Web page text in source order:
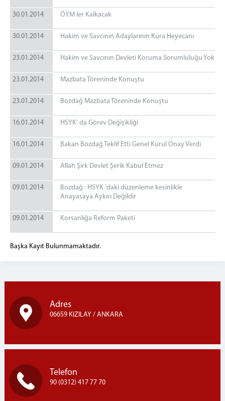
30.01.2014 ÖYM ler Kalkacak
30.01.2014 Hakim ve Savcının Adaylarının Kura Heyecanı
23.01.2014 Hakim ve Savcının Devleti Koruma Sorumluluğu Yok
23.01.2014 Mazbata Töreninde Konuştu
23.01.2014 Bozdağ Mazbata Töreninde Konuştu
16.01.2014 HSYK' da Görev Değişikliği
16.01.2014 Bakan Bozdağ Teklif Etti Genel Kurul Onay Verdi
09.01.2014 Allah Şirk Devlet Şerik Kabul Etmez
09.01.2014
Bozdağ : HSYK 'daki düzenleme kesinlikle
Anayasaya Aykırı Değildir
09.01.2014 Korsanlığa Reform Paketi
Başka Kayıt Bulunmamaktadır.
Adres
06659 KIZILAY / ANKARA
Telefon
90 (0312) 417 77 70